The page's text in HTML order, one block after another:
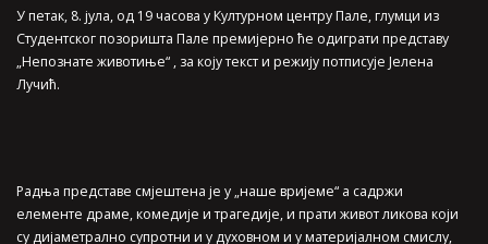
У петак, 8. јула, од 19 часова у Културном центру Пале, глумци из
Студентског позоришта Пале премијерно ће одиграти представу
„Непознате животиње“ , за коју текст и режију потписује Јелена
Лучић.
Радња представе смјештена је у „наше вријеме“ а садржи
елементе драме, комедије и трагедије, и прати живот ликова који
су дијаметрално супротни и у духовном и у материјалном смислу,